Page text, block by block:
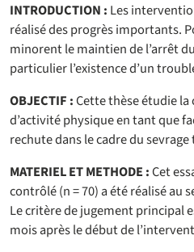
INTRODUCTION : Les
réalisé des progrès importants.
minorent le maintien de l’arrêt
particulier l’existence d’un
OBJECTIF :Cette thèse étudie
d’activité physique en tant que
rechute dans le cadre du
MATERIEL ET METHODE :Cet
contrôlé (n = 70) a été réalisé au
Le critère de jugement principal
mois après le début de